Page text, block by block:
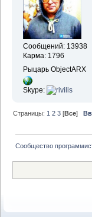
Сообщений: 13938
Карма: 1796
Рыцарь ObjectARX
Skype:
Страницы: 1 2 3 [Все]
Сообщество